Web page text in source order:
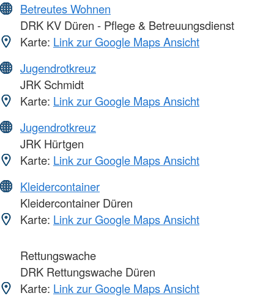
Betreutes Wohnen
DRK KV Düren - Pflege & Betreuungsdienst
Karte: Link zur Google Maps Ansicht
Jugendrotkreuz
JRK Schmidt
Karte: Link zur Google Maps Ansicht
Jugendrotkreuz
JRK Hürtgen
Karte: Link zur Google Maps Ansicht
Kleidercontainer
Kleidercontainer Düren
Karte: Link zur Google Maps Ansicht
Rettungswache
DRK Rettungswache Düren
Karte: Link zur Google Maps Ansicht